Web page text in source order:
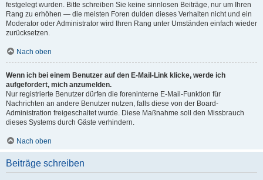
festgelegt wurden. Bitte schreiben Sie keine sinnlosen Beiträge, nur um Ihren
Rang zu erhöhen — die meisten Foren dulden dieses Verhalten nicht und ein
Moderator oder Administrator wird Ihren Rang unter Umständen einfach wieder
zurücksetzen.
Nach oben
Wenn ich bei einem Benutzer auf den E-Mail-Link klicke, werde ich
aufgefordert, mich anzumelden.
Nur registrierte Benutzer dürfen die foreninterne E-Mail-Funktion für
Nachrichten an andere Benutzer nutzen, falls diese von der Board-
Administration freigeschaltet wurde. Diese Maßnahme soll den Missbrauch
dieses Systems durch Gäste verhindern.
Nach oben
Beiträge schreiben